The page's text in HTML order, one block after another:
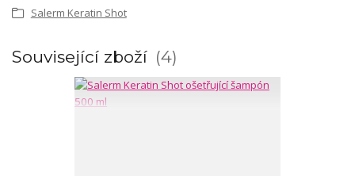
Salerm Keratin Shot
Související zboží 4